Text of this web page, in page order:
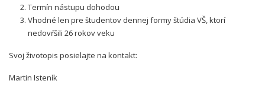
Termín nástupu dohodou
Vhodné len pre študentov dennej formy štúdia VŠ, ktorí
nedovŕšili 26 rokov veku
Svoj životopis posielajte na kontakt:
Martin Isteník